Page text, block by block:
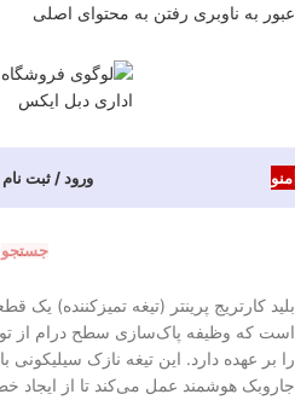
عبور به ناوبری رفتن به محتوای اصلی
منو ورود / ثبت نام
جستجو
بلید کارتریج پرینتر (تیغه تمیزکننده) یک
است که وظیفه پاک‌سازی سطح درام از
جاروبک هوشمند عمل می‌کند تا از ایجاد